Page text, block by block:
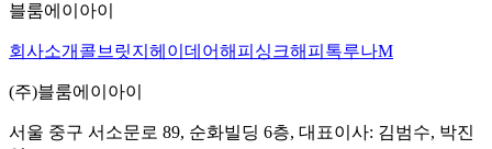
블룸에이아이
회사소개 콜브릿지 헤이데어해피싱크해피톡루나M
(주)블룸에이아이
서울 중구 서소문로 89, 순화빌딩 6층, 대표이사: 김범수, 박진